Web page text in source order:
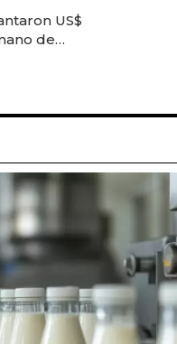
US$
de